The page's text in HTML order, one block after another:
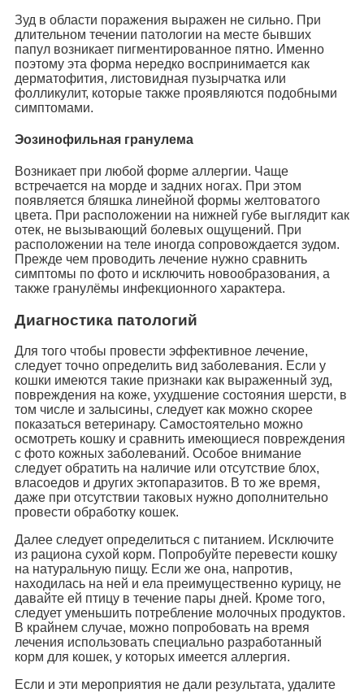
Зуд в области поражения выражен не сильно. При
длительном течении патологии на месте бывших
папул возникает пигментированное пятно. Именно
поэтому эта форма нередко воспринимается как
дерматофития, листовидная пузырчатка или
фолликулит, которые также проявляются подобными
симптомами.
Эозинофильная гранулема
Возникает при любой форме аллергии. Чаще
встречается на морде и задних ногах. При этом
появляется бляшка линейной формы желтоватого
цвета. При расположении на нижней губе выглядит как
отек, не вызывающий болевых ощущений. При
расположении на теле иногда сопровождается зудом.
Прежде чем проводить лечение нужно сравнить
симптомы по фото и исключить новообразования, а
также гранулёмы инфекционного характера.
Диагностика патологий
Для того чтобы провести эффективное лечение,
следует точно определить вид заболевания. Если у
кошки имеются такие признаки как выраженный зуд,
повреждения на коже, ухудшение состояния шерсти, в
том числе и залысины, следует как можно скорее
показаться ветеринару. Самостоятельно можно
осмотреть кошку и сравнить имеющиеся повреждения
с фото кожных заболеваний. Особое внимание
следует обратить на наличие или отсутствие блох,
власоедов и других эктопаразитов. В то же время,
даже при отсутствии таковых нужно дополнительно
провести обработку кошек.
Далее следует определиться с питанием. Исключите
из рациона сухой корм. Попробуйте перевести кошку
на натуральную пищу. Если же она, напротив,
находилась на ней и ела преимущественно курицу, не
давайте ей птицу в течение пары дней. Кроме того,
следует уменьшить потребление молочных продуктов.
В крайнем случае, можно попробовать на время
лечения использовать специально разработанный
корм для кошек, у которых имеется аллергия.
Если и эти мероприятия не дали результата, удалите